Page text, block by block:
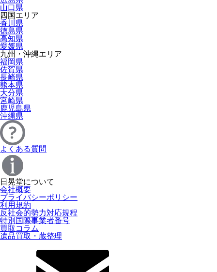
山口県
四国エリア
香川県
徳島県
高知県
愛媛県
九州・沖縄エリア
福岡県
佐賀県
長崎県
熊本県
大分県
宮崎県
鹿児島県
沖縄県
よくある質問
日晃堂について
会社概要
プライバシーポリシー
利用規約
反社会的勢力対応規程
特別国際事業者番号
買取コラム
遺品買取・蔵整理